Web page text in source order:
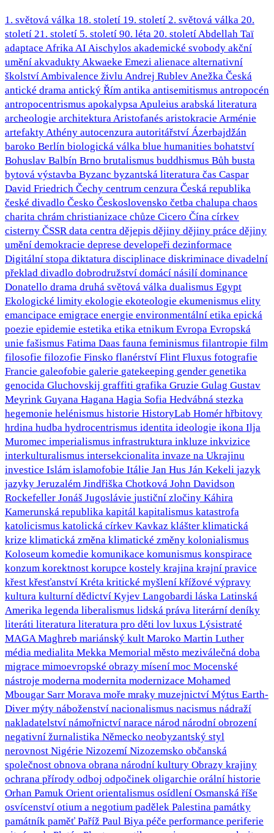
1. světová válka 18. století 19. století 2. světová válka 20.
století 21. století 5. století 90. léta 20. stoletíAbdellah Taï
adaptace AfrikaAI Aischylos akademické svobody akční
umění akvaduktyAkwaeke Emezi alienace alternativní
školstvíAmbivalence živlu Andrej RublevAnežka Česká
antické drama antický Řím antika antisemitismus antropocén
antropocentrismus apokalypsaApuleius arabská literatura
archeologie architekturaAristofanés aristokracie Arménie
artefaktyAthény autocenzura autoritářství Ázerbajdžán
baroko Berlín biologická válka blue humanities bohatství
Bohuslav Balbín Brno brutalismus buddhismus Bůh busta
bytová výstavba Byzanc byzantská literatura čas Caspar
David Friedrich Čechy centrum cenzura Česká republika
české divadlo Česko Československo četba chalupa chaos
charita chrám christianizace chůze Cicero Čína církev
cisterny ČSSRdata centra dějepis dějiny dějiny práce dějiny
umění demokracie deprese developeři dezinformace
Digitální stopa diktatura disciplinace diskriminace divadelní
překlad divadlo dobrodružství domácí násilí dominance
Donatello drama druhá světová válka dualismus Egypt
Ekologické limity ekologie ekoteologie ekumenismus elity
emancipace emigrace energie environmentální etika epická
poezie epidemie estetika etika etnikum Evropa Evropská
unie fašismus Fatima Daas fauna feminismus filantropie film
filosofie filozofie Finsko flanérství Flint Fluxus fotografie
Francie galeofobie galerie gatekeeping gender genetika
genocida Gluchovskij graffiti grafika Gruzie Gulag Gustav
Meyrink Guyana Hagana Hagia Sofia Hedvábná stezka
hegemonie helénismus historie HistoryLab Homér hřbitovy
hrdina hudba hydrocentrismus identita ideologie ikona Ilja
Muromec imperialismus infrastruktura inkluze inkvizice
interkulturalismus intersekcionalita invaze na Ukrajinu
investice Islám islamofobie Itálie Jan Hus Ján Kekeli jazyk
jazyky Jeruzalém Jindřiška Chotková John Davidson
Rockefeller Jonáš Jugoslávie justiční zločiny Káhira
Kamerunská republika kapitál kapitalismus katastrofa
katolicismus katolická církev Kavkaz klášter klimatická
krize klimatická změna klimatické změny kolonialismus
Koloseum komedie komunikace komunismus konspirace
konzum korektnost korupce kostely krajina krajní pravice
křest křesťanství Kréta kritické myšlení křížové výpravy
kultura kulturní dědictví Kyjev Langobardi láska Latinská
Amerika legenda liberalismus lidská práva literární deníky
literáti literatura literatura pro děti lov luxus Lýsistraté
MAGAMaghreb mariánský kult Maroko Martin Luther
média medialita Mekka Memorial město meziválečná doba
migrace mimoevropské obrazy mísení moc Mocenské
nástroje moderna modernita modernizace Mohamed
Mbougar Sarr Morava moře mraky muzejnictví Mýtus Earth-
Diver mýty náboženství nacionalismus nacismus nádraží
nakladatelství námořnictví narace národ národní obrození
negativní žurnalistika Německo neobyzantský styl
nerovnost Nigérie Nizozemí Nizozemsko občanská
společnost obnova obrana národní kultury Obrazy krajiny
ochrana přírody odboj odpočinek oligarchie orální historie
Orhan Pamuk Orient orientalismus osídlení Osmanská říše
osvícenství otium a negotium padělek Palestina památky
památník paměť Paříž Paul Biya péče performance periferie